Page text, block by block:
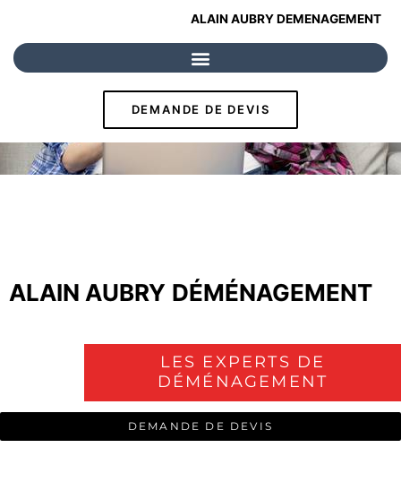
ALAIN AUBRY DEMENAGEMENT
DEMANDE DE DEVIS
ALAIN AUBRY DÉMÉNAGEMENT
LES EXPERTS DE
DÉMÉNAGEMENT
DEMANDE DE DEVIS